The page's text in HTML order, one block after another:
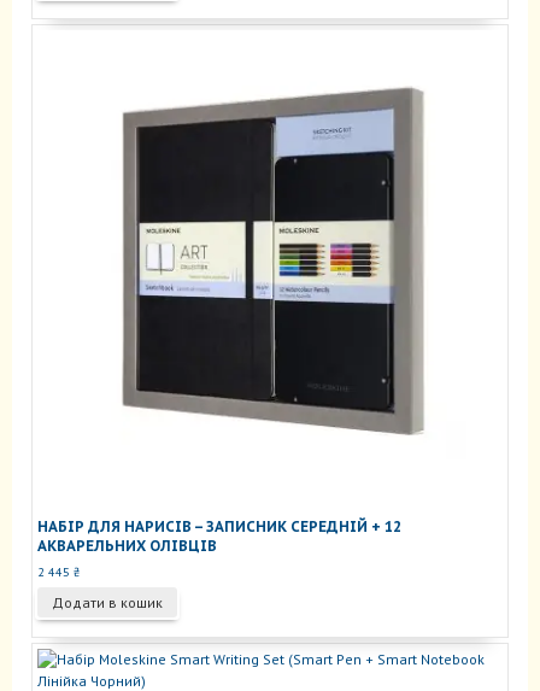
НАБІР ДЛЯ НАРИСІВ – ЗАПИСНИК СЕРЕДНІЙ + 12
АКВАРЕЛЬНИХ ОЛІВЦІВ
2 445 ₴
Додати в кошик